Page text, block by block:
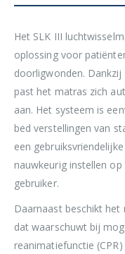
Het SLK III
oplossing voor
doorligwonden.
past het matras zich
aan. Het systeem is
bed verstellingen van
een
nauwkeurig instellen
gebruiker.
Daarnaast beschikt
dat waarschuwt bij
reanimatiefunctie